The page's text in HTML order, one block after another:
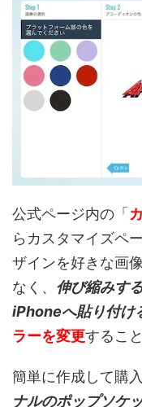
公式ページ内の「
らカスタマイズペ
ザインを好きな画
なく、 伸び縮みす
iPhoneへ貼り付け
ラーを変更するこ
簡単に作成して購
ナルのポップソケ